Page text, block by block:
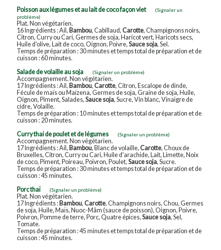
Poisson aux légumes et au lait de coco façon viet
(Signaler un
problème)
Plat. Non végétarien.
16 Ingrédients : Ail, Bambou, Cabillaud, Carotte, Champignons noirs,
Citron, Curry ou Cari, Germes de soja, Haricot vert, Haricots secs,
Huile d'olive, Lait de coco, Oignon, Poivre, Sauce soja, Sel.
Temps de préparation : 30 minutes et temps total de préparation et de
cuisson : 60 minutes.
Salade de volaille au soja
(Signaler un problème)
Accompagnement. Non végétarien.
17 Ingrédients : Ail, Bambou, Carotte, Citron, Escalope de dinde,
Fécule de maïs ou Maïzena, Germes de soja, Graine de soja, Huile,
Oignon, Piment, Salades, Sauce soja, Sucre, Vin blanc, Vinaigre de
cidre, Volaille.
Temps de préparation : 10 minutes et temps total de préparation et de
cuisson : 20 minutes.
Curry thai de poulet et de légumes
(Signaler un problème)
Accompagnement. Non végétarien.
17 Ingrédients : Ail, Bambou, Blanc de volaille, Carotte, Choux de
Bruxelles, Citron, Curry ou Cari, Huile d'arachide, Lait, Limette, Noix
de coco, Piment, Poireau, Poivron, Poulet, Sauce soja, Sucre.
Temps de préparation : 30 minutes et temps total de préparation et de
cuisson : 45 minutes.
Porc thaï
(Signaler un problème)
Plat. Non végétarien.
17 Ingrédients : Bambou, Carotte, Champignons noirs, Chou, Germes
de soja, Huile, Maïs, Nuoc-Mâm (sauce de poisson), Oignon, Poivre,
Poivron, Pomme de terre, Porc, Quatre épices, Sauce soja, Sel,
Tomate.
Temps de préparation : 45 minutes et temps total de préparation et de
cuisson : 45 minutes.